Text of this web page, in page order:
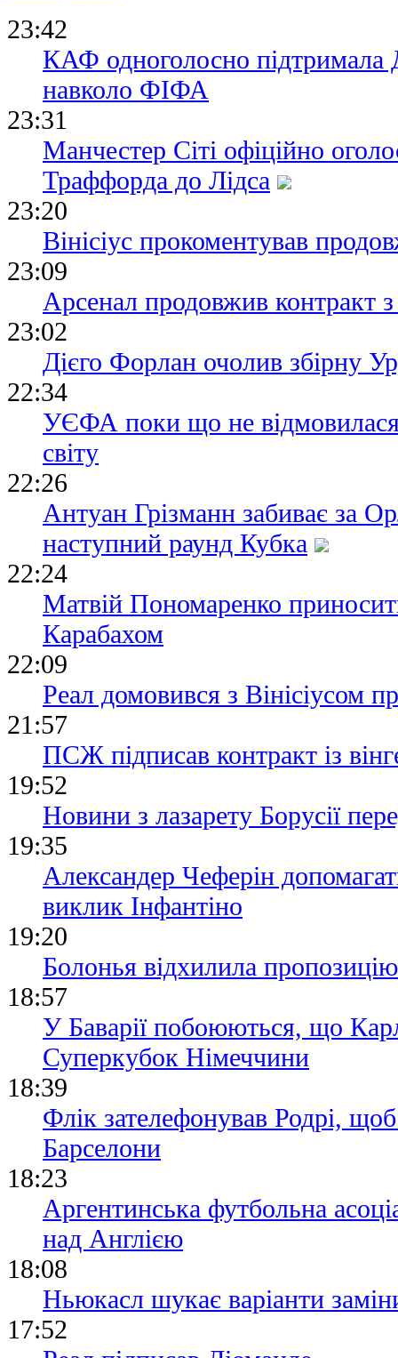
23:42
КАФ одноголосно підтримала
навколо ФІФА
23:31
Манчестер Сіті офіційно
Траффорда до Лідса
23:20
Вінісіус прокоментував
23:09
Арсенал продовжив контракт
23:02
Дієго Форлан очолив збірну
22:34
УЄФА поки що не відмовилася
світу
22:26
Антуан Грізманн забиває за
наступний раунд Кубка
22:24
Матвій Пономаренко
Карабахом
22:09
Реал домовився з Вінісіусом
21:57
ПСЖ підписав контракт із
19:52
Новини з лазарету Борусії
19:35
Александер Чеферін
виклик Інфантіно
19:20
Болонья відхилила
18:57
У Баварії побоюються, що
Суперкубок Німеччини
18:39
Флік зателефонував Родрі,
Барселони
18:23
Аргентинська футбольна
над Англією
18:08
Ньюкасл шукає варіанти
17:52